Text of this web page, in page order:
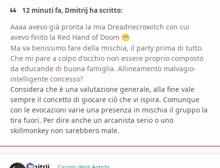
12 minuti fa, Dmitrij ha scritto:
Aaaa avevo già pronta la mia Dreadnecrowitch con cui
avevo finito la Red Hand of Doom 😁
Ma va benissimo fare della mischia, il party prima di tutto.
Che mi pare a colpo d'occhio non essere proprio composto
da educande di buona famiglia. Allineamento malvagio-
intelligente concesso?
Considera che è una valutazione generale, alla fine vale
sempre il concetto di giocare ciò che vi ispira. Comunque
con le evocazioni varie una presenza in mischia il gruppo la
tira fuori. Per dire anche un arcanista serio o uno
skillmonkey non sarebbero male.